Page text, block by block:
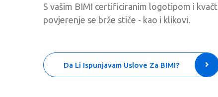
S vašim BIMI certificiranim logotipom i
povjerenje se brže stiče - kao i klikovi.
Da Li Ispunjavam Uslove Za BIMI?